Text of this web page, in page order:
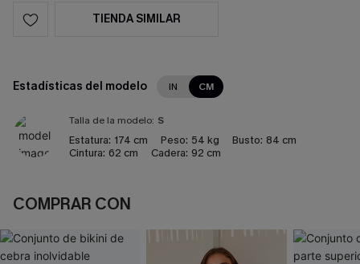
TIENDA SIMILAR
Estadísticas del modelo IN CM
Talla de la modelo: S
Estatura: 174 cm Peso: 54 kg Busto: 84 cm
Cintura: 62 cm Cadera: 92 cm
COMPRAR CON